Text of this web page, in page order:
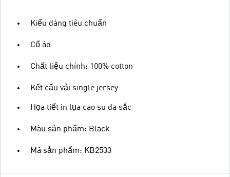
Kiểu dáng tiêu chuẩn
Cổ áo
Chất liệu chính: 100% cotton
Kết cấu vải single jersey
Họa tiết in lụa cao su đa sắc
Màu sản phẩm: Black
Mã sản phẩm: KB2533